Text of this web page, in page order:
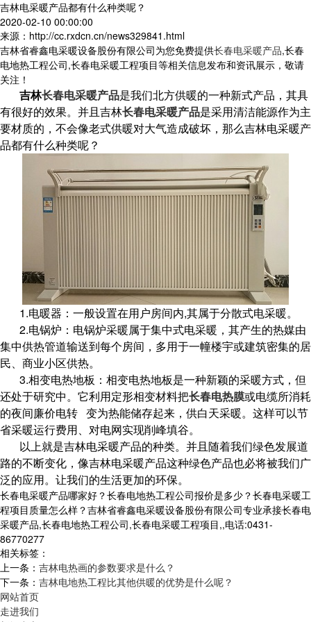
吉林电采暖产品都有什么种类呢？
2020-02-10 00:00:00
来源：http://cc.rxdcn.cn/news329841.html
吉林省睿鑫电采暖设备股份有限公司为您免费提供长春电采暖产品,长春
电地热工程公司,长春电采暖工程项目等相关信息发布和资讯展示，敬请
关注！
吉林长春电采暖产品是我们北方供暖的一种新式产品，其具
有很好的效果。并且吉林长春电采暖产品是采用清洁能源作为主
要材质的，不会像老式供暖对大气造成破坏，那么吉林电采暖产
品都有什么种类呢？
1.电暖器：一般设置在用户房间内,其属于分散式电采暖。
2.电锅炉：电锅炉采暖属于集中式电采暖，其产生的热媒由
集中供热管道输送到每个房间，多用于一幢楼宇或建筑密集的居
民、商业小区供热。
3.相变电热地板：相变电热地板是一种新颖的采暖方式，但
还处于研究中。它利用定形相变材料把长春电热膜或电缆所消耗
的夜间廉价电转 变为热能储存起来，供白天采暖。这样可以节
省采暖运行费用、对电网实现削峰填谷。
以上就是吉林电采暖产品的种类。并且随着我们绿色发展道
路的不断变化，像吉林电采暖产品这种绿色产品也必将被我们广
泛的应用。让我们的生活更加的环保。
长春电采暖产品哪家好？长春电地热工程公司报价是多少？长春电采暖工
程项目质量怎么样？吉林省睿鑫电采暖设备股份有限公司专业承接长春电
采暖产品,长春电地热工程公司,长春电采暖工程项目,,电话:0431-
86770277
相关标签：
上一条： 吉林电热画的参数要求是什么？
下一条： 吉林电地热工程比其他供暖的优势是什么呢？
网站首页
走进我们